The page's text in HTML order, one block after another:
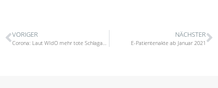
VORIGER NÄCHSTER
E-Patientenakte ab Januar 2021